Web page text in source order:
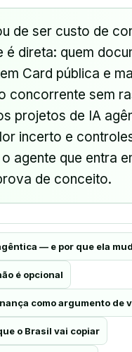
de ser custo de
é direta: quem
Card pública e
sem
projetos de IA
incerto e
agente que entra
de conceito.
— e por que ela
é opcional
como argumento de
o Brasil vai copiar